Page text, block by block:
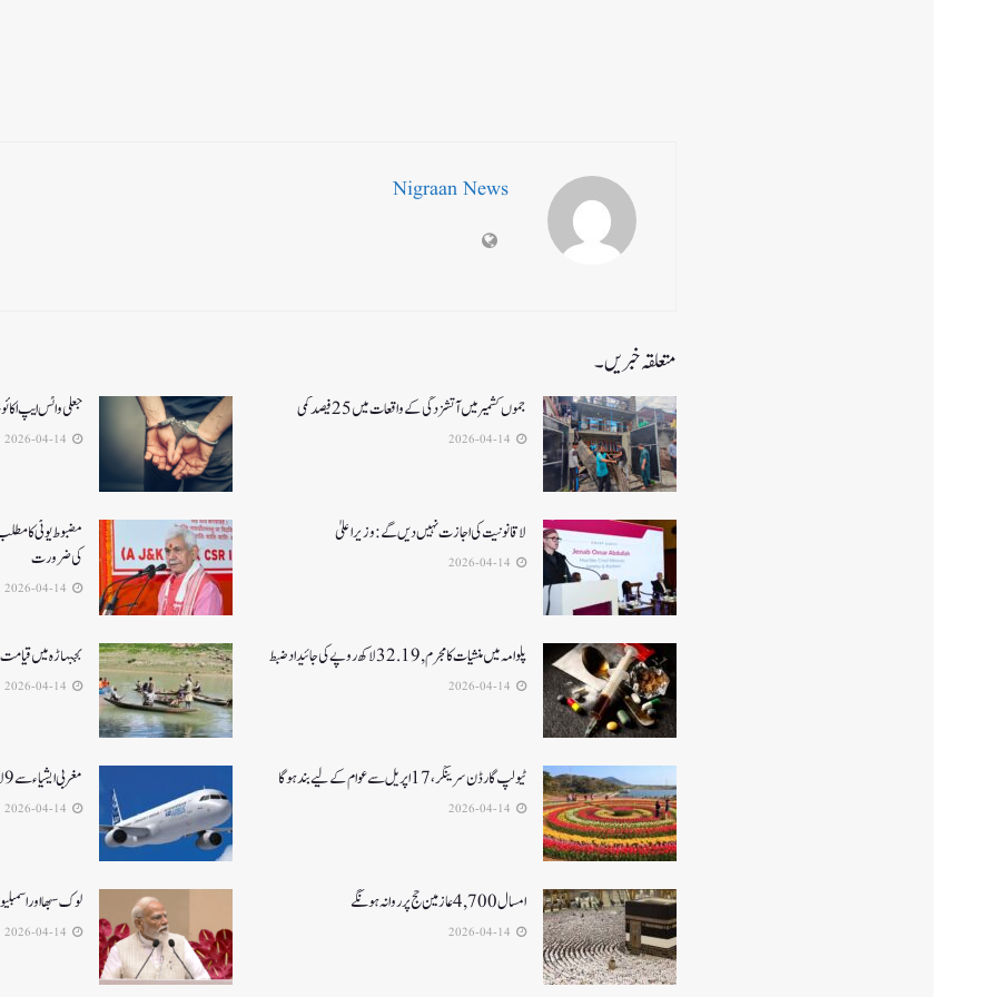
Nigraan News
متعلقہ خبریں۔
جموں کشمیر میں آتشزدگی کے واقعات میں 25فیصد کمی جعلی واٹس ایپ
لا قانونیت کی اجازت نہیں دیں گے: وزیر اعلیٰ
مضبوط یوٹی کا
کی ضرورت
پلوامہ میں منشیات کا مجرم , 32.19 لاکھ روپے کی جائیداد ضبط بجبہاڑہ میں قیامت ٹوٹ
ٹیولپ گارڈن سرینگر، 17 اپریل سے عوام کے لیے بند ہو گا مغربی ایشیا ء سے 9 لاکھ 27ہزار سے زیادہ لوگوں کو نکالا گیا
امسال 4,700 عازمین حج پر روانہ ہونگے لوک سبھا اور اسمبلیوں